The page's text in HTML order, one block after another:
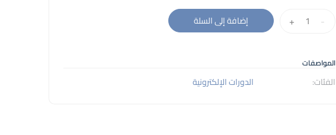
في
صناعة
-
+ إضافة إلى السلة
المواصفات
الفئات: الدورات الإلكترونية